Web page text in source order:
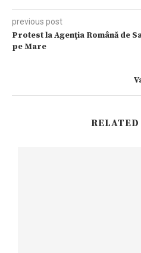
previous post
Protest la Agenţia Română de
pe Mare
RELATED